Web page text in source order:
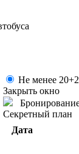
Не менее
Закрыть окно
Секретный план
Дата